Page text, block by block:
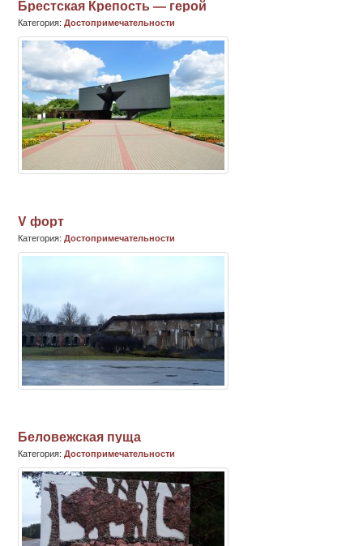
Брестская Крепость — герой
Категория: Достопримечательности
V форт
Категория: Достопримечательности
Беловежская пуща
Категория: Достопримечательности